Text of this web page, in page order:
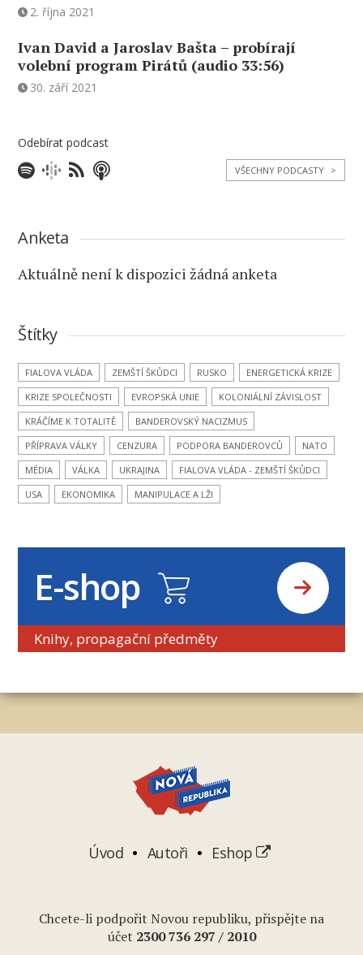
2. října 2021
Ivan David a Jaroslav Bašta – probírají
volební program Pirátů (audio 33:56)
30. září 2021
Odebírat podcast
VŠECHNY PODCASTY >
Anketa
Aktuálně není k dispozici žádná anketa
Štítky
FIALOVA VLÁDA ZEMŠTÍ ŠKŮDCI RUSKO
ENERGETICKÁ KRIZE
KRIZE SPOLEČNOSTI
EVROPSKÁ UNIE
KOLONIÁLNÍ ZÁVISLOST
KRÁČÍME K TOTALITĚ
BANDEROVSKÝ NACIZMUS
PŘÍPRAVA VÁLKY
CENZURA PODPORA BANDEROVCŮ
NATO
MÉDIA
VÁLKA UKRAJINA
FIALOVA VLÁDA - ZEMŠTÍ ŠKŮDCI
USA
EKONOMIKA MANIPULACE A LŽI
E-shop
Knihy, propagační předměty
Úvod Autoři Eshop
Chcete-li podpořit Novou republiku, přispějte na
účet 2300 736 297 / 2010